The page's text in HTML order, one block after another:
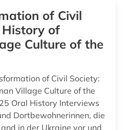
of Civil
History of
Culture of the
of Civil Society:
Village Culture of the
Oral History Interviews
Dortbewohnerinnen, die
in der Ukraine vor und